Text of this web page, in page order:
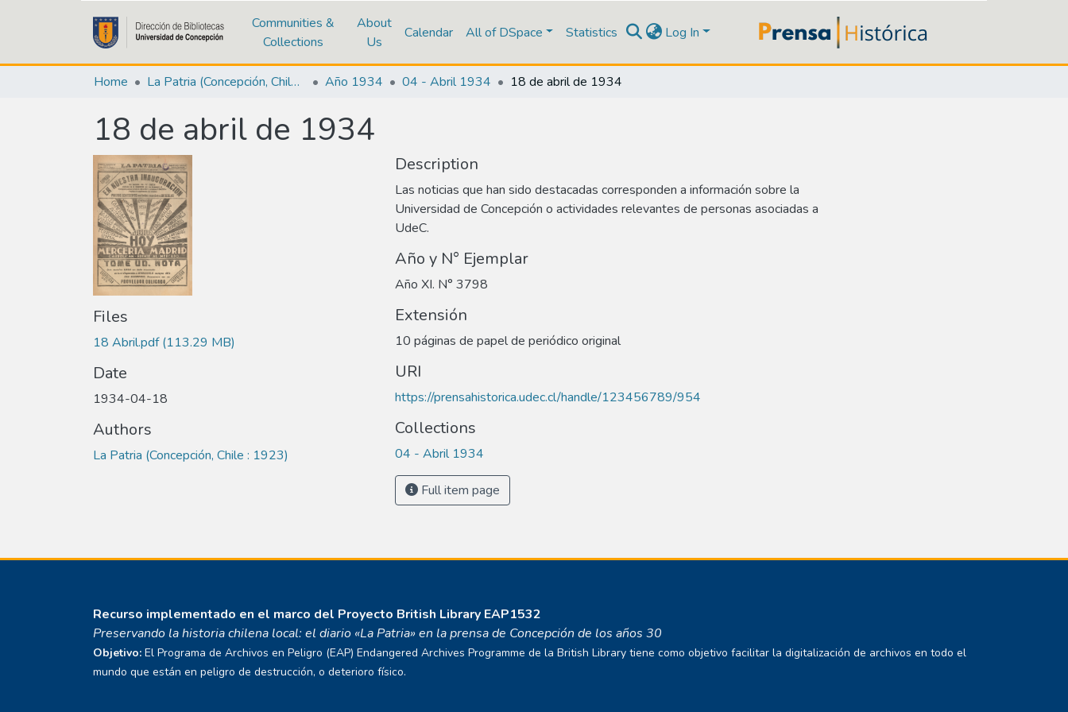
Communities &
Collections
About
Us
Calendar All of DSpace Statistics Log In
Home La Patria (Concepción, Chile : 1923) Año 1934 04 - Abril 1934 18 de abril de 1934
18 de abril de 1934
Files
18 Abril.pdf(113.29 MB)
Date
1934-04-18
Authors
La Patria (Concepción, Chile : 1923)
Description
Las noticias que han sido destacadas corresponden a información sobre la
Universidad de Concepción o actividades relevantes de personas asociadas a
UdeC.
Año y N° Ejemplar
Año XI. N° 3798
Extensión
10 páginas de papel de periódico original
URI
https://prensahistorica.udec.cl/handle/123456789/954
Collections
04 - Abril 1934
Full item page
Recurso implementado en el marco del Proyecto British Library EAP1532
Preservando la historia chilena local: el diario «La Patria» en la prensa de Concepción de los años 30
Objetivo: El Programa de Archivos en Peligro (EAP) Endangered Archives Programme de la British Library tiene como objetivo facilitar la digitalización de archivos en todo el
mundo que están en peligro de destrucción, o deterioro físico.